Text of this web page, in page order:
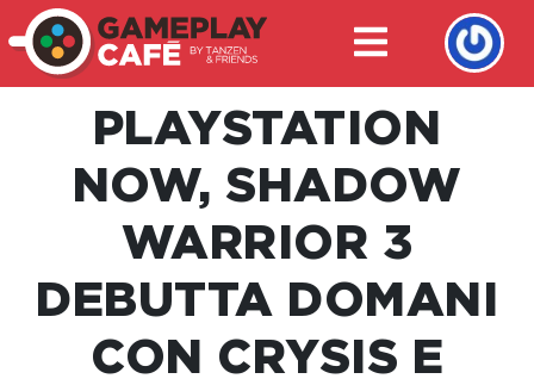
PLAYSTATION
NOW, SHADOW
WARRIOR 3
DEBUTTA DOMANI
CON CRYSIS E